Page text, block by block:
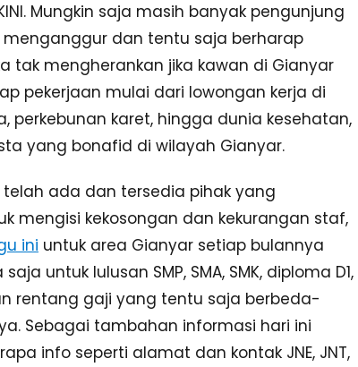
Mungkin saja masih banyak pengunjung
dan tentu saja berharap
tak mengherankan jika kawan di Gianyar
pekerjaan mulai dari lowongan kerja di
perkebunan karet, hingga dunia kesehatan,
yang bonafid di wilayah Gianyar.
telah ada dan tersedia pihak yang
mengisi kekosongan dan kekurangan staf,
ini untuk area Gianyar setiap bulannya
untuk lulusan SMP, SMA, SMK, diploma D1,
rentang gaji yang tentu saja berbeda-
Sebagai tambahan informasi hari ini
info seperti alamat dan kontak JNE, JNT,